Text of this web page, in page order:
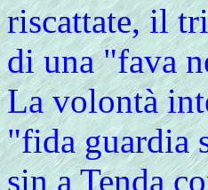
riscattate, il
di una "fava
Lavolontà
"fida guardia
sin a Tenda